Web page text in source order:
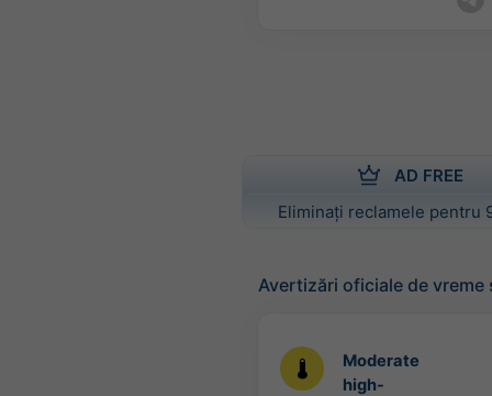
AD FREE
Eliminați reclamele pentru
Avertizări oficiale de vreme
Moderate
high-